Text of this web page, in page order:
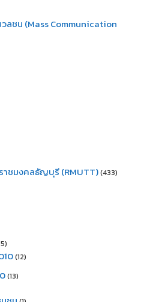
ลชน (Mass Communication
าชมงคลธัญบุรี (RMUTT)(433)
(12)
(13)